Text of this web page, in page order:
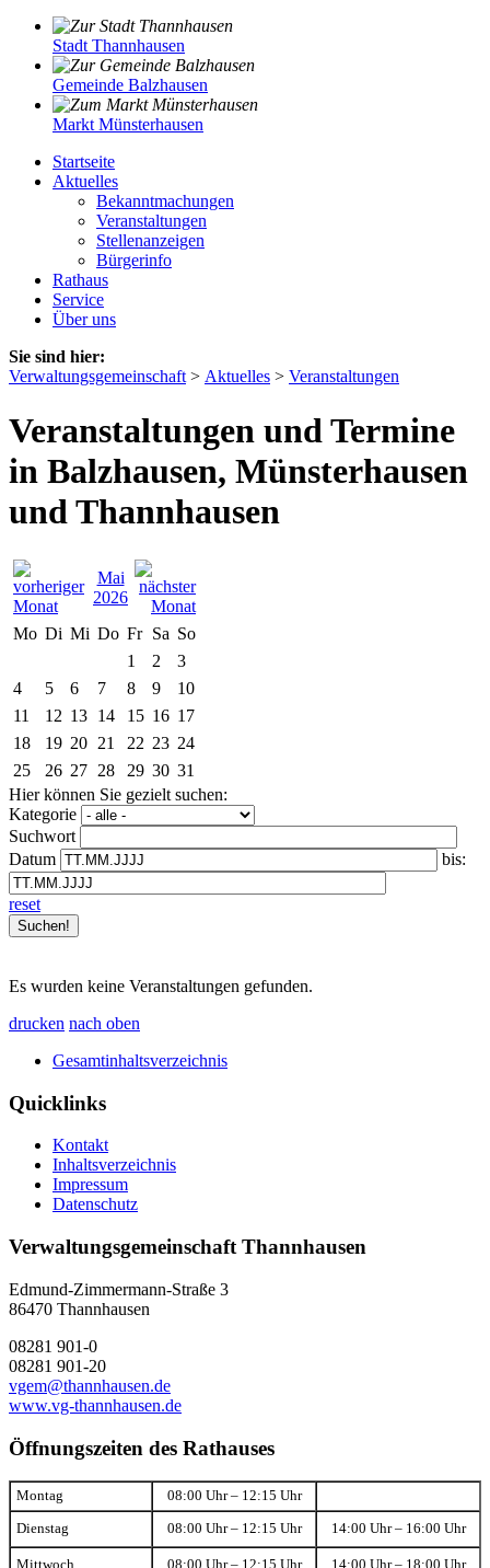
Stadt Thannhausen
Gemeinde Balzhausen
Markt Münsterhausen
Startseite
Aktuelles
Bekanntmachungen
Veranstaltungen
Stellenanzeigen
Bürgerinfo
Rathaus
Service
Über uns
Sie sind hier:
Verwaltungsgemeinschaft > Aktuelles > Veranstaltungen
Veranstaltungen und Termine
in Balzhausen, Münsterhausen
und Thannhausen
Mai
2026
Mo Di Mi Do Fr Sa So
1
2
3
4
5 6 7 8 9
10
11
12 13 14 15 16 17
18
19 20 21 22 23 24
25
26 27 28 29 30 31
Hier können Sie gezielt suchen:
Kategorie
Suchwort
Datum
bis:
reset
Es wurden keine Veranstaltungen gefunden.
drucken nach oben
Gesamtinhaltsverzeichnis
Quicklinks
Kontakt
Inhaltsverzeichnis
Impressum
Datenschutz
Verwaltungsgemeinschaft Thannhausen
Edmund-Zimmermann-Straße 3
86470 Thannhausen
08281 901-0
08281 901-20
vgem@thannhausen.de
www.vg-thannhausen.de
Öffnungszeiten des Rathauses
Montag 08:00 Uhr – 12:15 Uhr
Dienstag 08:00 Uhr – 12:15 Uhr 14:00 Uhr – 16:00 Uhr